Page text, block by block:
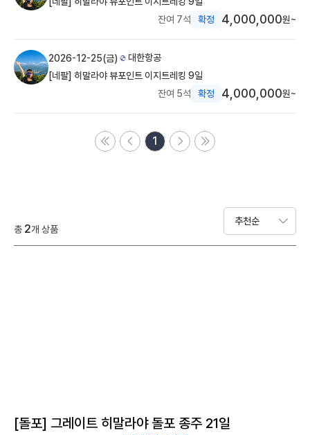
4,000,000원~
확정
잔여 7석
2026-12-25(금)
대한항공
[네팔] 히말라야 뷰포인트 이지트레킹 9일
4,000,000원~
확정
잔여 5석
1
총 2개 상품
[돌포] 그레이트 히말라야 돌포 종주 21일